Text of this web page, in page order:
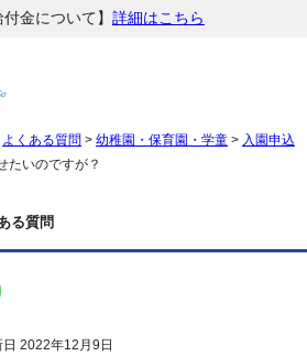
金について】 詳細はこちら
よくある質問 > 幼稚園・保育園・学童 > 入園申込
たいのですが？
る質問
2022年12月9日